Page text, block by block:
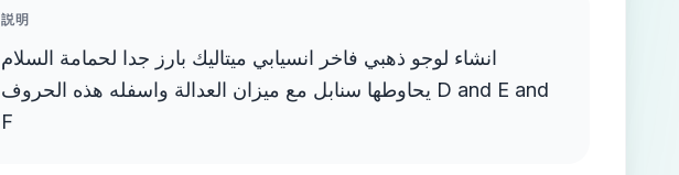
説明
انشاء لوجو ذهبي فاخر انسيابي ميتاليك بارز جدا لحمامة السلام
يحاوطها سنابل مع ميزان العدالة واسفله هذه الحروف D and E and
F